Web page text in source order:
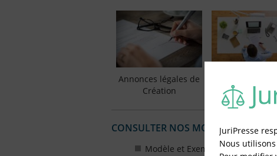
Annonces légales de
Création
CONSULTER NOS MODÈLES ET
Modèle et Exemples d'Annonces
JuriPresse
Nous